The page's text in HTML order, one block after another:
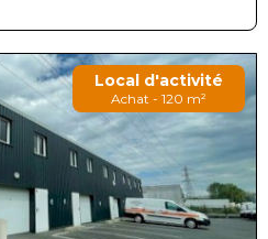
Local d'activité
Achat - 120 m²